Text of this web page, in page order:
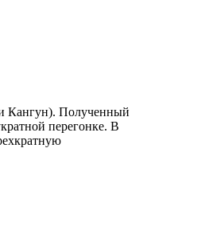
Кангун). Полученный
перегонке. В